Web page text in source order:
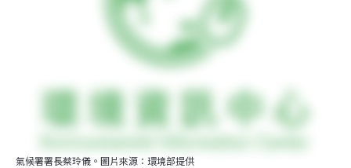
氣候署署長蔡玲儀。圖片來源：環境部提供